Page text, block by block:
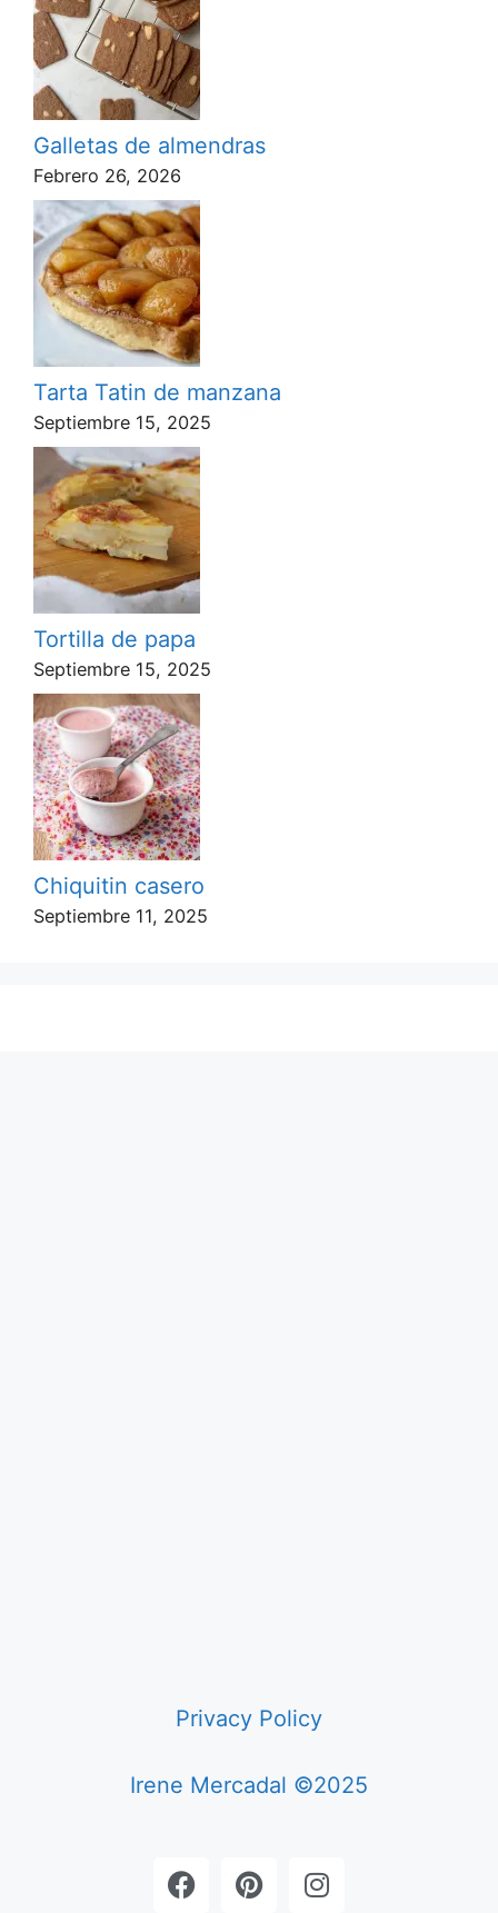
Galletas de almendras
Febrero 26, 2026
Tarta Tatin de manzana
Septiembre 15, 2025
Tortilla de papa
Septiembre 15, 2025
Chiquitin casero
Septiembre 11, 2025
Privacy Policy
Irene Mercadal ©2025